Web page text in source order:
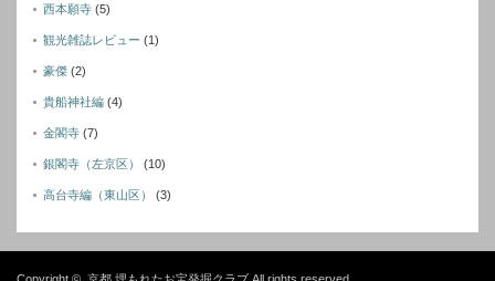
西本願寺 (5)
観光雑誌レビュー (1)
豪傑 (2)
貴船神社編 (4)
金閣寺 (7)
銀閣寺（左京区） (10)
高台寺編（東山区） (3)